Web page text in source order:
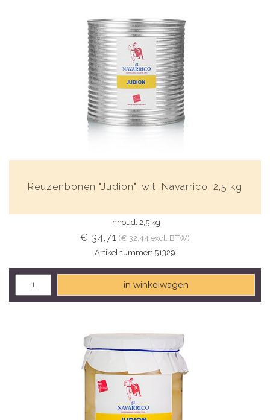
Reuzenbonen "Judion", wit, Navarrico, 2,5 kg
Inhoud: 2,5 kg
€ 34,71 (€ 32,44 excl. BTW)
Artikelnummer: 51329
in winkelwagen